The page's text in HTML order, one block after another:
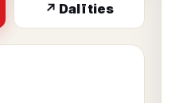
↗ Dalīties